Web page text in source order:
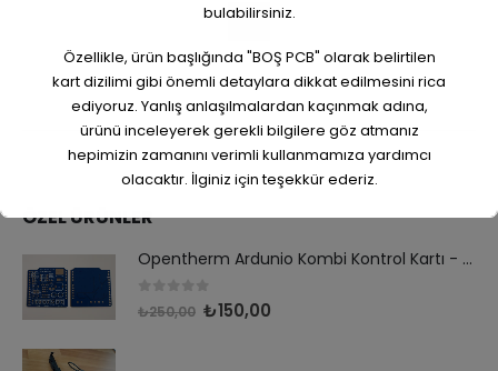
ÖZEL ÜRÜNLER
Opentherm Ardunio Kombi Kontrol Kartı - PCB
out of 5
₺250,00 ₺150,00
bulabilirsiniz.
Özellikle, ürün başlığında "BOŞ PCB" olarak belirtilen
kart dizilimi gibi önemli detaylara dikkat edilmesini rica
ediyoruz. Yanlış anlaşılmalardan kaçınmak adına,
ürünü inceleyerek gerekli bilgilere göz atmanız
hepimizin zamanını verimli kullanmamıza yardımcı
olacaktır. İlginiz için teşekkür ederiz.